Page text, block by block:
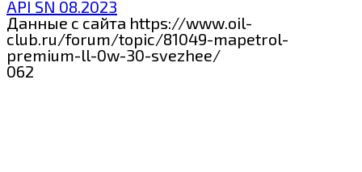
API SN 08.2023
Данные с сайта https://www.oil-
club.ru/forum/topic/81049-mapetrol-
premium-ll-0w-30-svezhee/
062